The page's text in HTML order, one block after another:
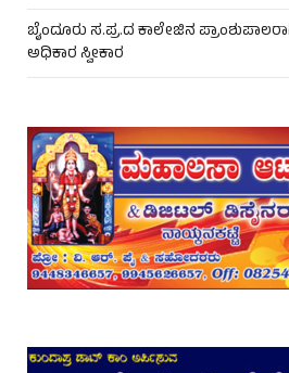
ಬೈಂದೂರು ಸ.ಪ್ರ.ದ ಕಾಲೇಜಿನ
ಅಧಿಕಾರ ಸ್ವೀಕಾರ